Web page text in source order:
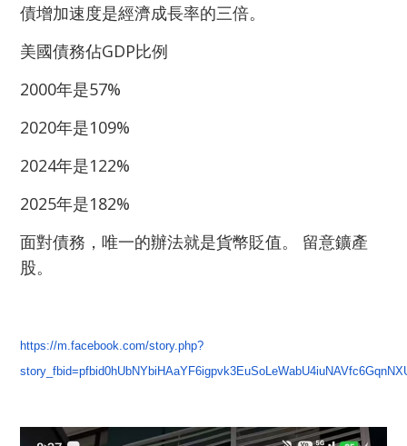
債增加速度是經濟成長率的三倍。
美國債務佔GDP比例
2000年是57%
2020年是109%
2024年是122%
2025年是182%
面對債務，唯一的辦法就是貨幣貶值。 留意鑛產
股。
https://m.facebook.com/story.php?